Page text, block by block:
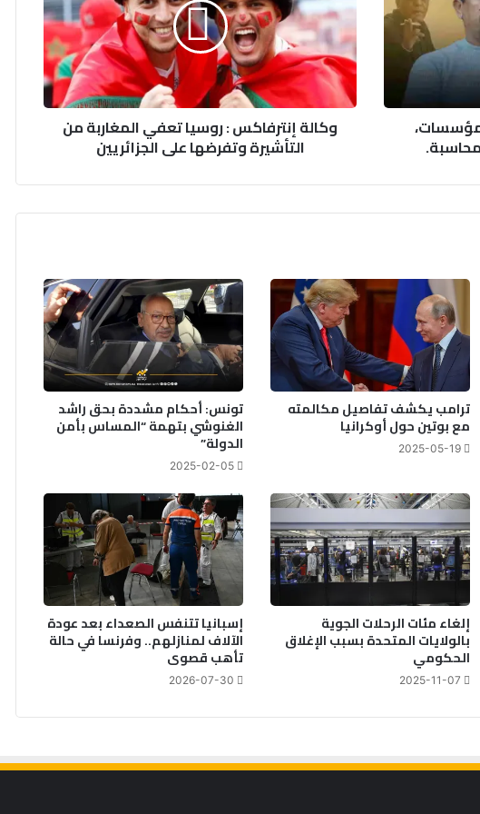
روسيا
تعفي
المغاربة
من
التأشيرة
وتفرضها
وكالة إنترفاكس : روسيا تعفي المغاربة من
التأشيرة وتفرضها على الجزائريين
ترامب يكشف تفاصيل مكالمته
مع بوتين حول أوكرانيا
2025-05-19
تونس: أحكام مشددة بحق راشد
الغنوشي بتهمة “المساس بأمن
الدولة”
2025-02-05
إلغاء مئات الرحلات الجوية
بالولايات المتحدة بسبب الإغلاق
الحكومي
2025-11-07
إسبانيا تتنفس الصعداء بعد عودة
الآلاف لمنازلهم.. وفرنسا في حالة
تأهب قصوى
2026-07-30